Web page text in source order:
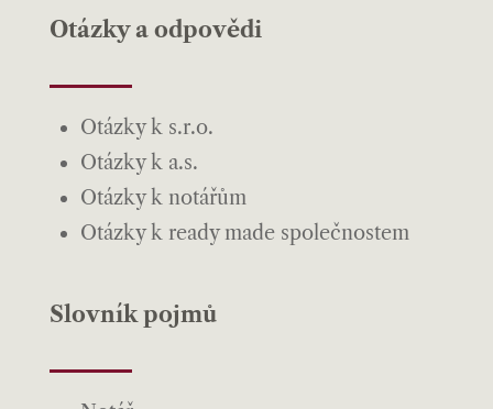
Otázky a odpovědi
Otázky k s.r.o.
Otázky k a.s.
Otázky k notářům
Otázky k ready made společnostem
Slovník pojmů